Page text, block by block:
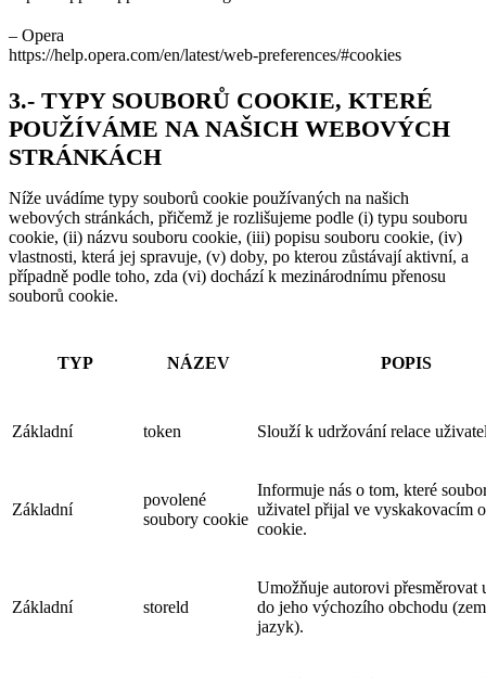
– Opera
https://help.opera.com/en/latest/web-preferences/#cookies
3.- TYPY SOUBORŮ COOKIE, KTERÉ
POUŽÍVÁME NA NAŠICH WEBOVÝCH
STRÁNKÁCH
Níže uvádíme typy souborů cookie používaných na našich
webových stránkách, přičemž je rozlišujeme podle (i) typu souboru
cookie, (ii) názvu souboru cookie, (iii) popisu souboru cookie, (iv)
vlastnosti, která jej spravuje, (v) doby, po kterou zůstávají aktivní, a
případně podle toho, zda (vi) dochází k mezinárodnímu přenosu
souborů cookie.
TYP NÁZEV POPIS
Základní token Slouží k udržování relace
Základní
povolené
soubory cookie
Informuje nás o tom, které
uživatel přijal ve vyskakovacím
cookie.
Základní storeld
Umožňuje autorovi přesměrovat
do jeho výchozího obchodu
jazyk).